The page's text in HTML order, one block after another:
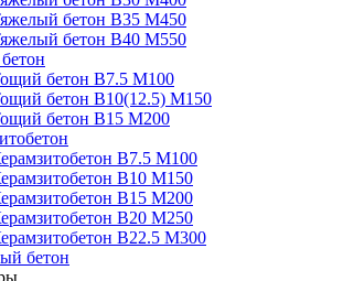
бетон В35 М450
бетон В40 М550
бетон В7.5 М100
бетон В10(12.5) М150
бетон В15 М200
В7.5 М100
В10 М150
В15 М200
В20 М250
В22.5 М300
бетон